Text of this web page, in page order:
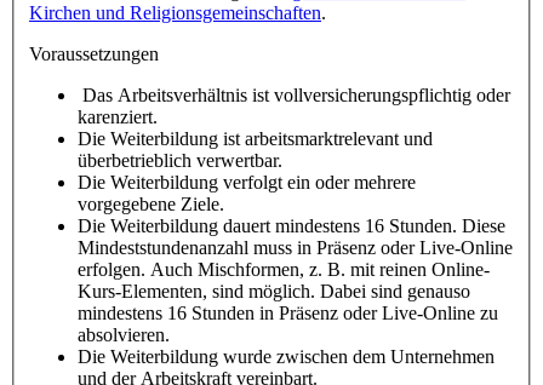
Kirchen und Religionsgemeinschaften.
Voraussetzungen
Das Arbeitsverhältnis ist vollversicherungspflichtig oder
karenziert.
Die Weiterbildung ist arbeitsmarktrelevant und
überbetrieblich verwertbar.
Die Weiterbildung verfolgt ein oder mehrere
vorgegebene Ziele.
Die Weiterbildung dauert mindestens 16 Stunden. Diese
Mindeststundenanzahl muss in Präsenz oder Live-Online
erfolgen. Auch Mischformen, z. B. mit reinen Online-
Kurs-Elementen, sind möglich. Dabei sind genauso
mindestens 16 Stunden in Präsenz oder Live-Online zu
absolvieren.
Die Weiterbildung wurde zwischen dem Unternehmen
und der Arbeitskraft vereinbart.